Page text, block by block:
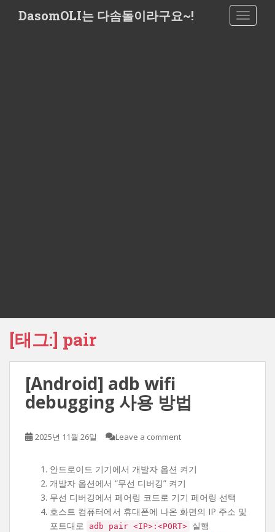
DasomOLI는 다솜돌이라구요~!
[태그:] pair
[Android] adb wifi
debugging 사용 방법
2025년 11월 26일 Leave a comment
안드로이드 기기에서 개발자 옵션 켜기
개발자 옵션에서 “무선 디버깅” 켜기
무선 디버깅에서 페어링 코드로 기기 페어링 선택
호스트 컴퓨터에서 휴대폰에 나온 화면의 IP 주소 및
포트대로
adb pair <IP>:<PORT> 실행